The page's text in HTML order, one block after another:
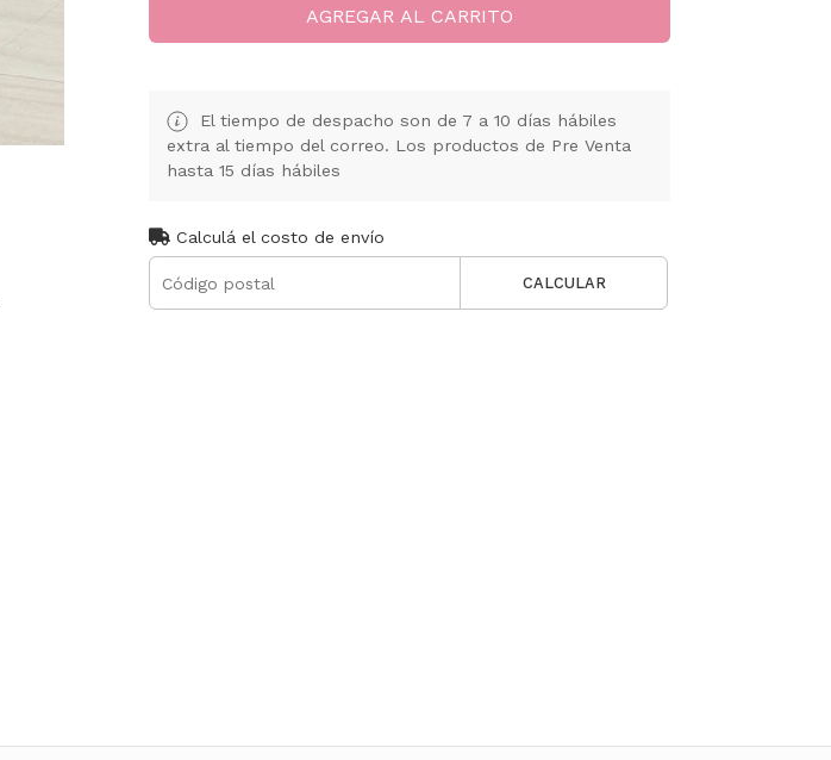
AGREGAR AL CARRITO
El tiempo de despacho son de 7 a 10 días hábiles
extra al tiempo del correo. Los productos de Pre Venta
hasta 15 días hábiles
Calculá el costo de envío
CALCULAR